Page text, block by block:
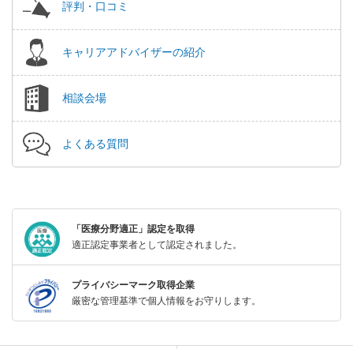
評判・口コミ
キャリアアドバイザーの紹介
相談会場
よくある質問
「医療分野適正」認定を取得
適正認定事業者として認定されました。
プライバシーマーク取得企業
厳密な管理基準で個人情報をお守りします。